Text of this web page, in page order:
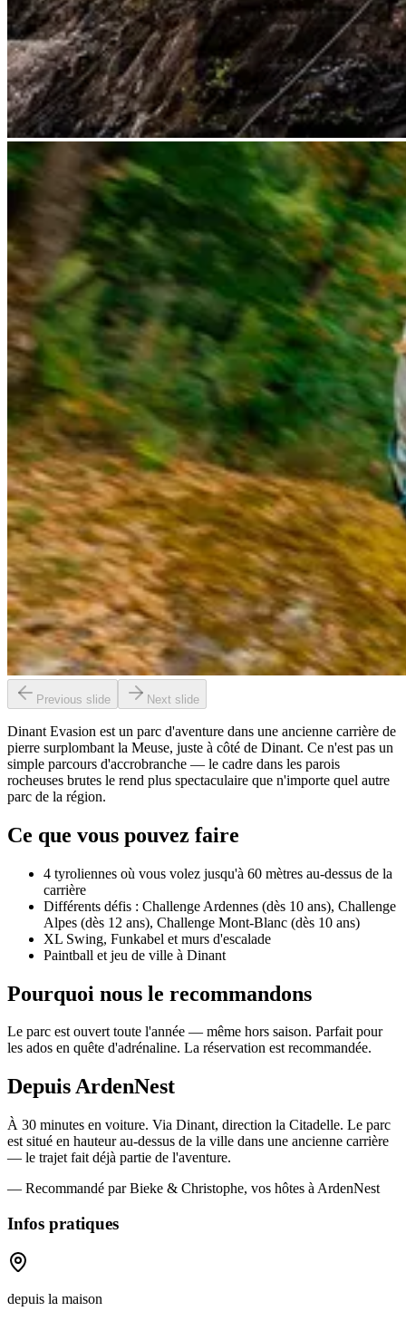
Previous slide Next slide
Dinant Evasion est un parc d'aventure dans une ancienne carrière de
pierre surplombant la Meuse, juste à côté de Dinant. Ce n'est pas un
simple parcours d'accrobranche — le cadre dans les parois
rocheuses brutes le rend plus spectaculaire que n'importe quel autre
parc de la région.
Ce que vous pouvez faire
4 tyroliennes où vous volez jusqu'à 60 mètres au-dessus de la
carrière
Différents défis : Challenge Ardennes (dès 10 ans), Challenge
Alpes (dès 12 ans), Challenge Mont-Blanc (dès 10 ans)
XL Swing, Funkabel et murs d'escalade
Paintball et jeu de ville à Dinant
Pourquoi nous le recommandons
Le parc est ouvert toute l'année — même hors saison. Parfait pour
les ados en quête d'adrénaline. La réservation est recommandée.
Depuis ArdenNest
À 30 minutes en voiture. Via Dinant, direction la Citadelle. Le parc
est situé en hauteur au-dessus de la ville dans une ancienne carrière
— le trajet fait déjà partie de l'aventure.
— Recommandé par Bieke & Christophe, vos hôtes à ArdenNest
Infos pratiques
depuis la maison